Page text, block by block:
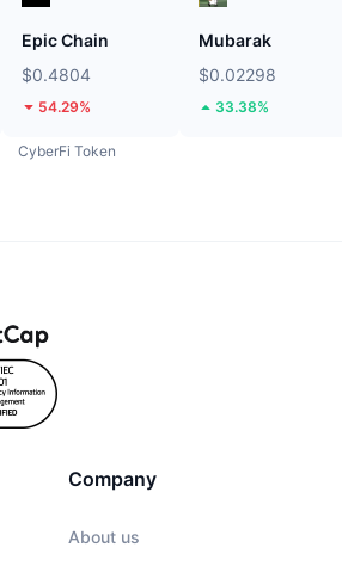
Epic Chain
$0.4804
54.29%
Mubarak
$0.02298
33.38%
CyberFi Token
Company
About us